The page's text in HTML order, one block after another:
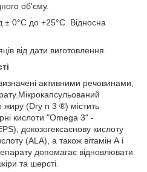
об'єму.
± 0°C до +25°C. Відносна
від дати виготовлення.
активними речовинами,
жиру (Dry n 3 ®) містить
кислоти "Omega 3" -
докозогексаєнову кислоту
(ALA), а також вітамін А і
допомагає відновлювати
та шерсті.